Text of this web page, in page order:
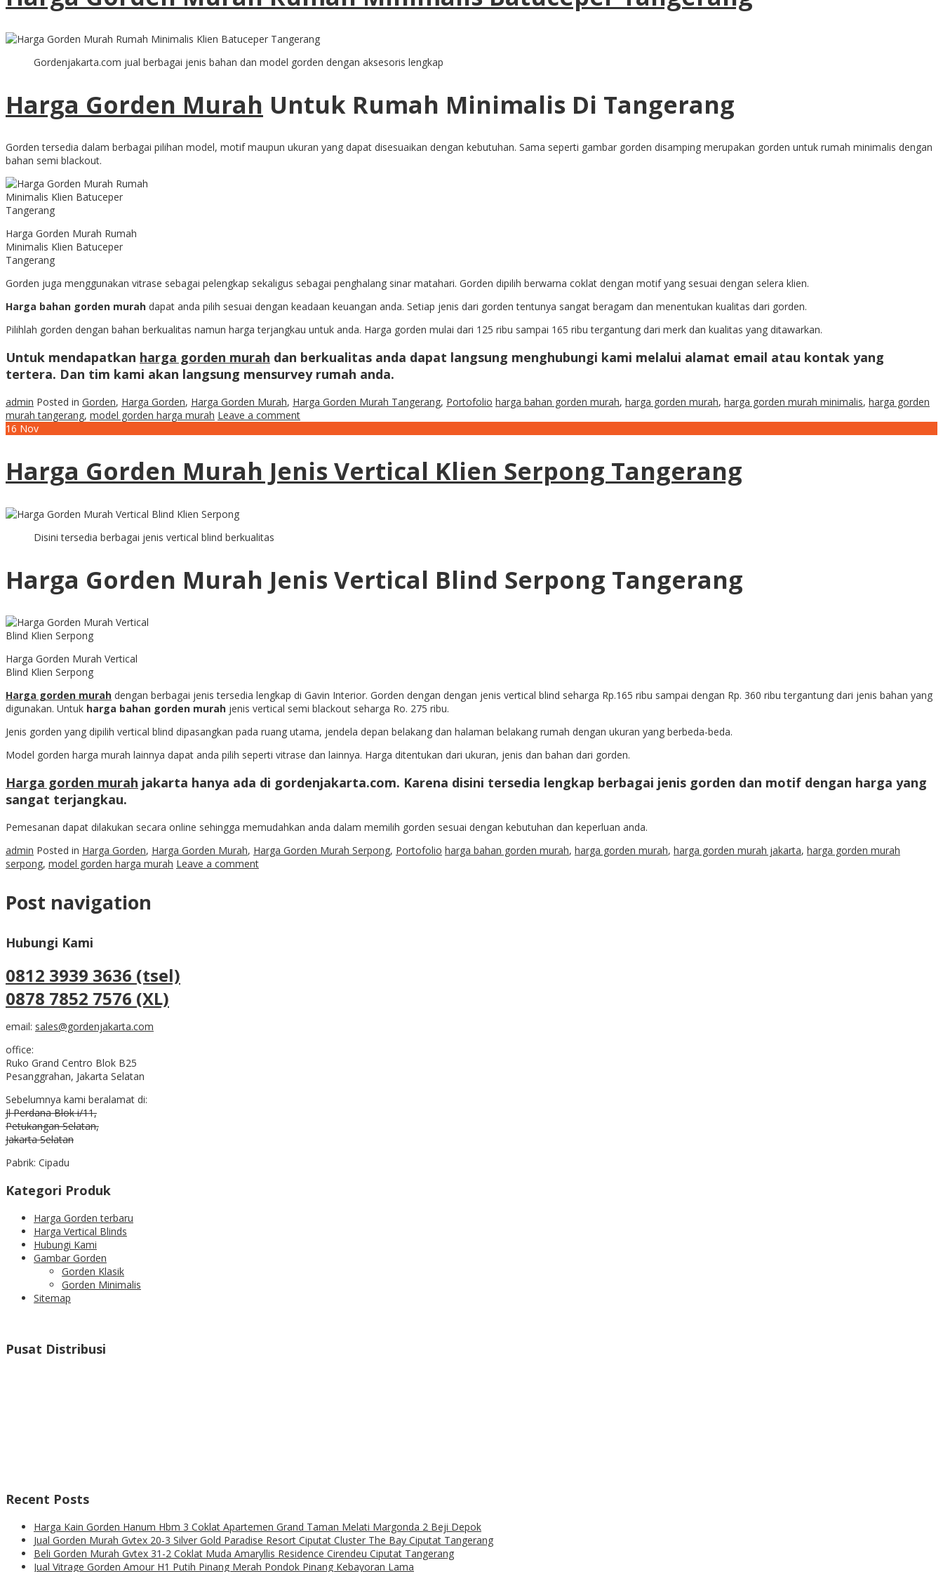
Gordenjakarta.com jual berbagai jenis bahan dan model gorden dengan aksesoris lengkap
Harga Gorden Murah Untuk Rumah Minimalis Di Tangerang
Gorden tersedia dalam berbagai pilihan model, motif maupun ukuran yang dapat disesuaikan dengan kebutuhan. Sama seperti gambar gorden disamping merupakan gorden untuk rumah minimalis dengan
bahan semi blackout.
Harga Gorden Murah Rumah
Minimalis Klien Batuceper
Tangerang
Gorden juga menggunakan vitrase sebagai pelengkap sekaligus sebagai penghalang sinar matahari. Gorden dipilih berwarna coklat dengan motif yang sesuai dengan selera klien.
Harga bahan gorden murah dapat anda pilih sesuai dengan keadaan keuangan anda. Setiap jenis dari gorden tentunya sangat beragam dan menentukan kualitas dari gorden.
Pilihlah gorden dengan bahan berkualitas namun harga terjangkau untuk anda. Harga gorden mulai dari 125 ribu sampai 165 ribu tergantung dari merk dan kualitas yang ditawarkan.
Untuk mendapatkan harga gorden murah dan berkualitas anda dapat langsung menghubungi kami melalui alamat email atau kontak yang
tertera. Dan tim kami akan langsung mensurvey rumah anda.
admin Posted in Gorden, Harga Gorden, Harga Gorden Murah, Harga Gorden Murah Tangerang, Portofolio harga bahan gorden murah, harga gorden murah, harga gorden murah minimalis, harga gorden
murah tangerang, model gorden harga murah Leave a comment
16 Nov
Harga Gorden Murah Jenis Vertical Klien Serpong Tangerang
Disini tersedia berbagai jenis vertical blind berkualitas
Harga Gorden Murah Jenis Vertical Blind Serpong Tangerang
Harga Gorden Murah Vertical
Blind Klien Serpong
Harga gorden murah dengan berbagai jenis tersedia lengkap di Gavin Interior. Gorden dengan dengan jenis vertical blind seharga Rp.165 ribu sampai dengan Rp. 360 ribu tergantung dari jenis bahan yang
digunakan. Untuk harga bahan gorden murah jenis vertical semi blackout seharga Ro. 275 ribu.
Jenis gorden yang dipilih vertical blind dipasangkan pada ruang utama, jendela depan belakang dan halaman belakang rumah dengan ukuran yang berbeda-beda.
Model gorden harga murah lainnya dapat anda pilih seperti vitrase dan lainnya. Harga ditentukan dari ukuran, jenis dan bahan dari gorden.
Harga gorden murah jakarta hanya ada di gordenjakarta.com. Karena disini tersedia lengkap berbagai jenis gorden dan motif dengan harga yang
sangat terjangkau.
Pemesanan dapat dilakukan secara online sehingga memudahkan anda dalam memilih gorden sesuai dengan kebutuhan dan keperluan anda.
admin Posted in Harga Gorden, Harga Gorden Murah, Harga Gorden Murah Serpong, Portofolio harga bahan gorden murah, harga gorden murah, harga gorden murah jakarta, harga gorden murah
serpong, model gorden harga murah Leave a comment
Post navigation
Hubungi Kami
0812 3939 3636 (tsel)
0878 7852 7576 (XL)
email: sales@gordenjakarta.com
office:
Ruko Grand Centro Blok B25
Pesanggrahan, Jakarta Selatan
Sebelumnya kami beralamat di:
Jl Perdana Blok i/11,
Petukangan Selatan,
Jakarta Selatan
Pabrik: Cipadu
Kategori Produk
Harga Gorden terbaru
Harga Vertical Blinds
Hubungi Kami
Gambar Gorden
Gorden Klasik
Gorden Minimalis
Sitemap
Pusat Distribusi
Recent Posts
Harga Kain Gorden Hanum Hbm 3 Coklat Apartemen Grand Taman Melati Margonda 2 Beji Depok
Jual Gorden Murah Gvtex 20-3 Silver Gold Paradise Resort Ciputat Cluster The Bay Ciputat Tangerang
Beli Gorden Murah Gvtex 31-2 Coklat Muda Amaryllis Residence Cirendeu Ciputat Tangerang
Jual Vitrage Gorden Amour H1 Putih Pinang Merah Pondok Pinang Kebayoran Lama